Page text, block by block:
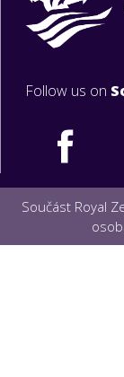
Follow us on
Součást Royal